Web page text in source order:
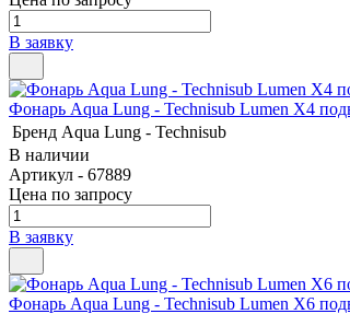
В заявку
Фонарь Aqua Lung - Technisub Lumen X4
Бренд Aqua Lung - Technisub
В наличии
Артикул - 67889
Цена по запросу
В заявку
Фонарь Aqua Lung - Technisub Lumen X6